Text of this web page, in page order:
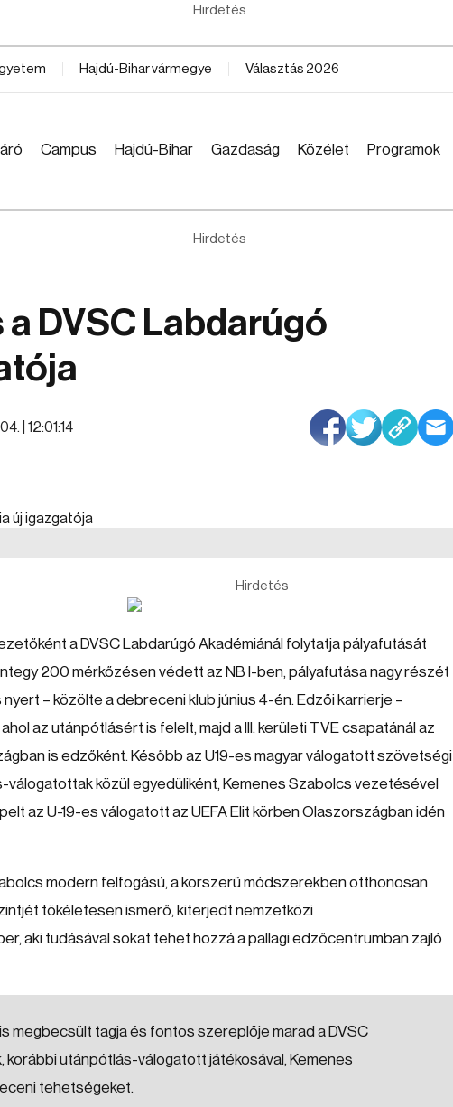
Hirdetés
Hajdú-Bihar vármegye Választás 2026
Campus Hajdú-Bihar Gazdaság Közélet Programok
Hirdetés
DVSC Labdarúgó
| 12:01:14
Hirdetés
a DVSC Labdarúgó Akadémiánál folytatja pályafutását
200 mérkőzésen védett az NB I-ben, pályafutása nagy részét
– közölte a debreceni klub június 4-én. Edzői karrierje –
az utánpótlásért is felelt, majd a III. kerületi TVE csapatánál az
is edzőként. Később az U19-es magyar válogatott szövetségi
közül egyedüliként, Kemenes Szabolcs vezetésével
az U-19-es válogatott az UEFA Elit körben Olaszországban idén
modern felfogású, a korszerű módszerekben otthonosan
tökéletesen ismerő, kiterjedt nemzetközi
aki tudásával sokat tehet hozzá a pallagi edzőcentrumban zajló
megbecsült tagja és fontos szereplője marad a DVSC
korábbi utánpótlás-válogatott játékosával, Kemenes
tehetségeket.